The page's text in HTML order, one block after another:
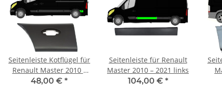
Seitenleiste Kotflügel für
Renault Master 2010 –
2021 hinten links
48,00 € *
Seitenleiste für Renault
Master 2010 – 2021 links
104,00 € *